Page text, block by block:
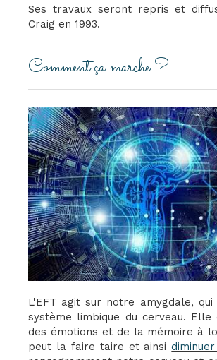
Ses travaux seront repris et
Craig en 1993.
Comment ça marche ?
L'EFT agit sur notre amygdale,
système limbique du cerveau.
des émotions et de la mémoire à
peut la faire taire et ainsi